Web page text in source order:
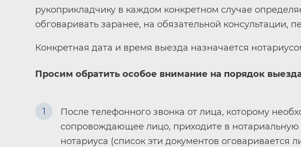
рукоприкладчику в каждом конкретном случае
обговаривать заранее, на обязательной консультации,
Конкретная дата и время выезда назначается
Просим обратить особое внимание на порядок
1
После телефонного звонка от лица, которому
сопровождающее лицо, приходите в
нотариуса (список эти документов оговаривается